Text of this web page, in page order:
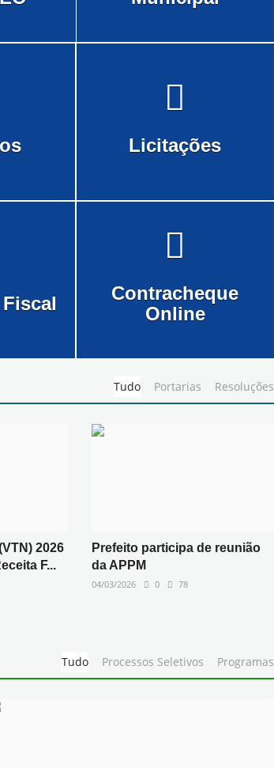
Licitações
Contracheque
Online
Tudo Portarias Resoluções
2026
F...
Prefeito participa de reunião
da APPM
04/03/2026 0 78
Tudo Processos Seletivos Programas